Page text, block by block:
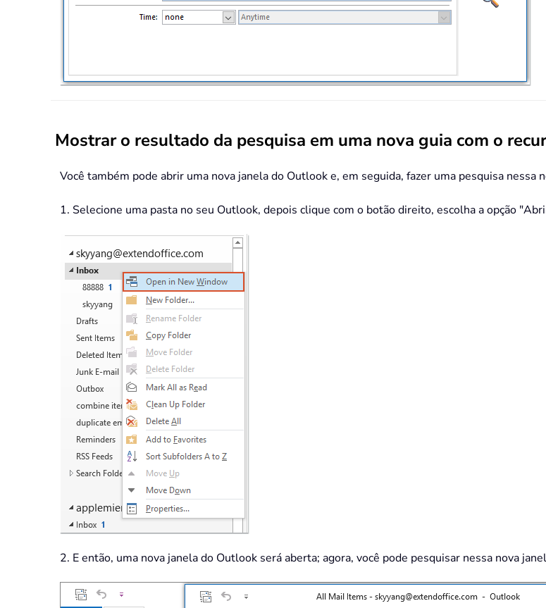
Mostrar o resultado da pesquisa em uma nova guia com o
Você também pode abrir uma nova janela do Outlook e, em seguida, fazer uma pesquisa nessa
1. Selecione uma pasta no seu Outlook, depois clique com o botão direito, escolha a opção
2. E então, uma nova janela do Outlook será aberta; agora, você pode pesquisar nessa nova